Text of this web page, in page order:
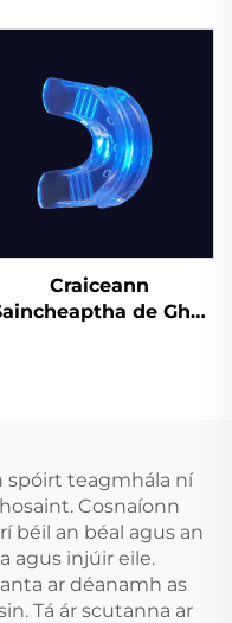
Cobhrú Spóirt do
Craiceann
de Ghel
spóirt teagmhála ní
Cosnaíonn
béil an béal agus an
agus injúir eile.
ar déanamh as
Tá ár scutanna ar